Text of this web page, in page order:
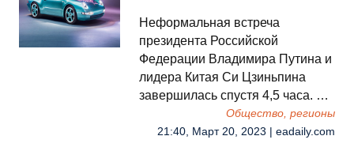
Неформальная встреча
президента Российской
Федерации Владимира Путина и
лидера Китая Си Цзиньпина
завершилась спустя 4,5 часа. …
Общество, регионы
21:40, Март 20, 2023 | eadaily.com